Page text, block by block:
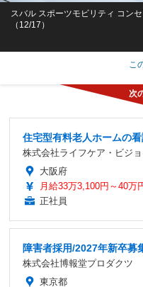
スバル スポーツモビリティ コン
（12/17）
こ
住宅型有料老人ホームの
株式会社ライフケア・ビジ
大阪府
月給33万3,100円～40万
正社員
障害者採用/2027年新卒募
株式会社博報堂プロダクツ
東京都